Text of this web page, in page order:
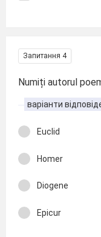
Запитання 4
Numiți autorul
варіанти
Euclid
Homer
Diogene
Epicur